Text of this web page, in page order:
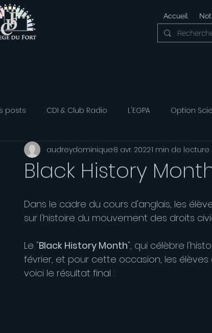
Accueil
posts CDI & Club Radio L'EGPA Option
Athlétisme Option Développement Durable
Black History
audreydominique8 avr. 20221 min de lecture
Dans le cadre du cours d'anglais, les
sur l'histoire du mouvement des droits
Le "Black History Month", qui célèbre
février, et pour cette occasion, les
voici le résultat final :